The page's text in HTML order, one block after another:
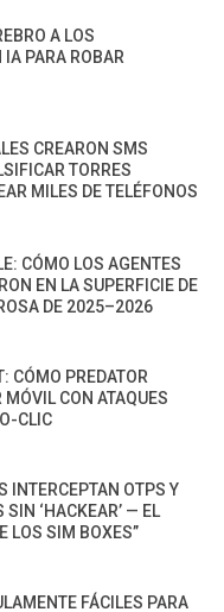
A LOS
IA PARA ROBAR
CREARON SMS
TORRES
MILES DE TELÉFONOS
CÓMO LOS AGENTES
EN LA SUPERFICIE DE
DE 2025–2026
CÓMO PREDATOR
MÓVIL CON ATAQUES
CLIC
INTERCEPTAN OTPS Y
‘HACKEAR’ — EL
LOS SIM BOXES”
FÁCILES PARA